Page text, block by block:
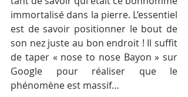
immortalisé dans la pierre. L’essentiel
est de savoir positionner le bout de
son nez juste au bon endroit ! Il suffit
de taper « nose to nose Bayon » sur
Google pour réaliser que le
phénomène est massif…